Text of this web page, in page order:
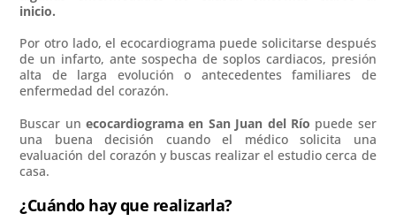
inicio.
Por otro lado, el ecocardiograma puede solicitarse después
de un infarto, ante sospecha de soplos cardiacos, presión
alta de larga evolución o antecedentes familiares de
enfermedad del corazón.
Buscar unecocardiograma en San Juan del Río puede ser
una buena decisión cuando el médico solicita una
evaluación del corazón y buscas realizar el estudio cerca de
casa.
¿Cuándo hay que realizarla?